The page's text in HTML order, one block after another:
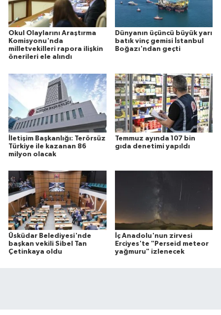
Okul Olaylarını Araştırma
Komisyonu'nda
milletvekilleri rapora ilişkin
önerileri ele alındı
Dünyanın üçüncü büyük yarı
batık vinç gemisi İstanbul
Boğazı'ndan geçti
İletişim Başkanlığı: Terörsüz
Türkiye ile kazanan 86
milyon olacak
Temmuz ayında 107 bin
gıda denetimi yapıldı
Üsküdar Belediyesi'nde
başkan vekili Sibel Tan
Çetinkaya oldu
İç Anadolu'nun zirvesi
Erciyes'te "Perseid meteor
yağmuru" izlenecek